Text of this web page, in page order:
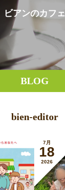
BLOG
ビアンのカ フ ェ
bien-editor
7月
18
2026